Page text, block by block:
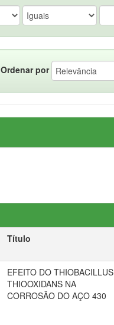
Ordenar por
Título
EFEITO DO THIOBACILLUS
THIOOXIDANS NA
CORROSÃO DO AÇO 430